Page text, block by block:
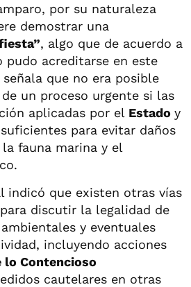
por su naturaleza
demostrar una
, algo que de acuerdo a
pudo acreditarse en este
que no era posible
un proceso urgente si las
aplicadas por el Estado y
para evitar daños
fauna marina y el
indicó que existen otras vías
discutir la legalidad de
y eventuales
incluyendo acciones
lo Contencioso
cautelares en otras